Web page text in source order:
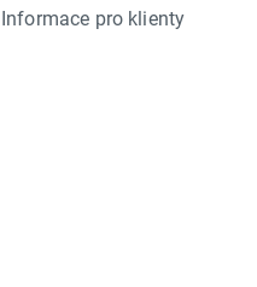
Informace pro klienty